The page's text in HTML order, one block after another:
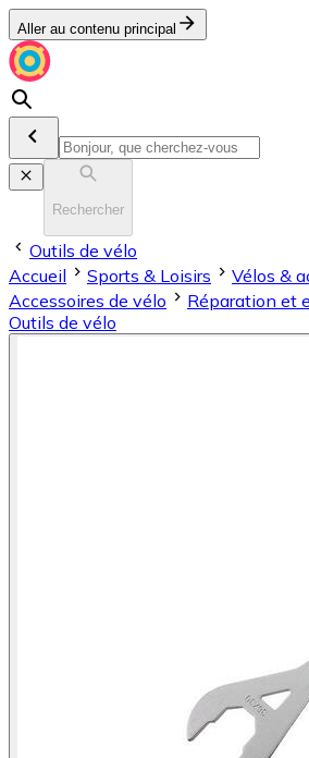
Aller au contenu principal
Rechercher
Outils de vélo
Accueil
Sports & Loisirs
Vélos &
Accessoires de vélo
Réparation et
Outils de vélo